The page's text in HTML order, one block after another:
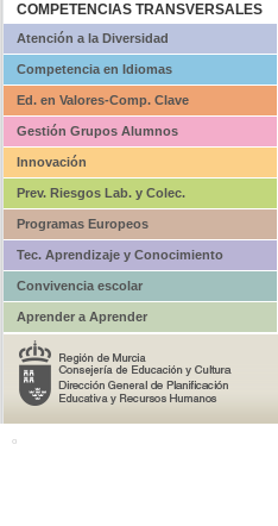
COMPETENCIAS TRANSVERSALES
Atención a la Diversidad
Competencia en Idiomas
Ed. en Valores-Comp. Clave
Gestión Grupos Alumnos
Innovación
Prev. Riesgos Lab. y Colec.
Programas Europeos
Tec. Aprendizaje y Conocimiento
Convivencia escolar
Aprender a Aprender
o